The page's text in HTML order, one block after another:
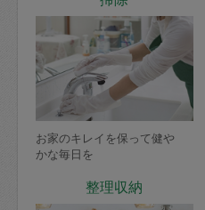
お家のキレイを保って健や
かな毎日を
整理収納